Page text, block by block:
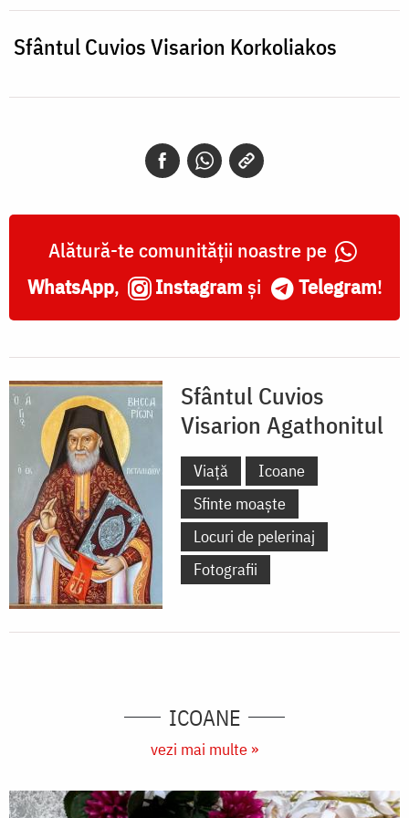
Korkoliakos
Sfântul Cuvios Visarion Korkoliakos
Alătură-te comunității noastre pe
WhatsApp, Instagram și Telegram!
Sfântul Cuvios
Visarion Agathonitul
Viață
Icoane
Sfinte moaște
Locuri de pelerinaj
Fotografii
ICOANE
vezi mai multe »